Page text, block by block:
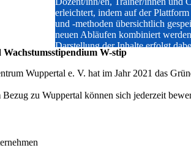
erleichtert, indem auf der
und -methoden übersichtlich
neuen Abläufen kombiniert
Darstellung der Inhalte erfolgt
Somit kann in der Vor- und
Workshops effektiv Zeit
W-stip
Wuppertal e. V. hat im Jahr 2021 das
zu Wuppertal können sich jederzeit